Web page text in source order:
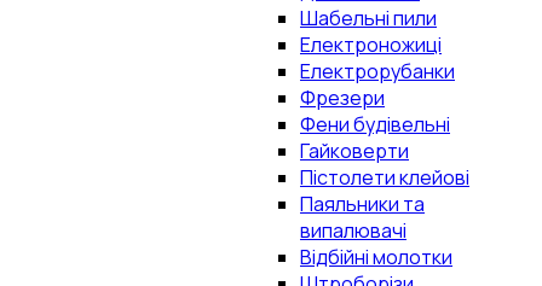
Шабельні пили
Електроножиці
Електрорубанки
Фрезери
Фени будівельні
Гайковерти
Пістолети клейові
Паяльники та
випалювачі
Відбійні молотки